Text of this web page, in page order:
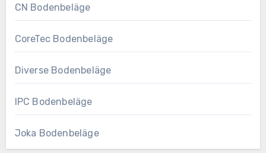
CN Bodenbeläge
CoreTec Bodenbeläge
Diverse Bodenbeläge
IPC Bodenbeläge
Joka Bodenbeläge